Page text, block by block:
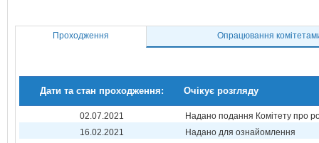
Проходження Опрацювання
Дати та стан проходження: Очікує розгляду
02.07.2021
Надано подання Комітету про
16.02.2021
Надано для ознайомлення